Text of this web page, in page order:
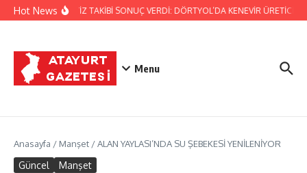
İçeriğe atla
Hot News
JANDARMA’NIN TİTİZ TAKİBİ SONUÇ VERDİ: DÖRTYOL’DA KENEVİR
Menu
Anasayfa / Manşet /ALAN YAYLASI’NDA SU ŞEBEKESİ YENİLENİYOR
Güncel Manşet